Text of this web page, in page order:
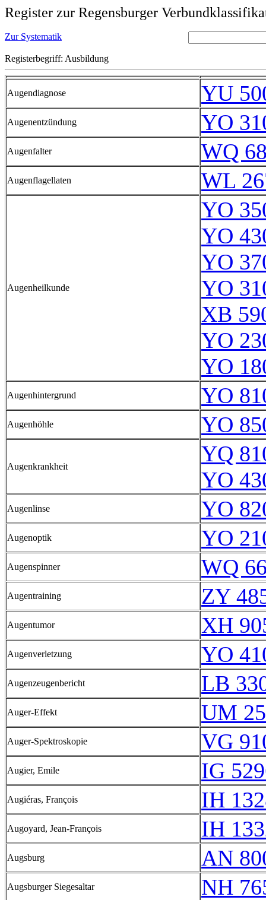
Register zur Regensburger
Zur Systematik
Registerbegriff: Ausbildung
Augendiagnose YU
Augenentzündung YO
Augenfalter WQ
Augenflagellaten WL
Augenheilkunde
YO
YO
YO
YO
XB
YO
YO
Augenhintergrund YO
Augenhöhle YO
Augenkrankheit
YQ
YO
Augenlinse YO
Augenoptik YO
Augenspinner WQ
Augentraining ZY
Augentumor XH
Augenverletzung YO
Augenzeugenbericht LB
Auger-Effekt UM
Auger-Spektroskopie VG
Augier, Emile IG
Augiéras, François IH
Augoyard, Jean-François IH
Augsburg AN
Augsburger Siegesaltar NH